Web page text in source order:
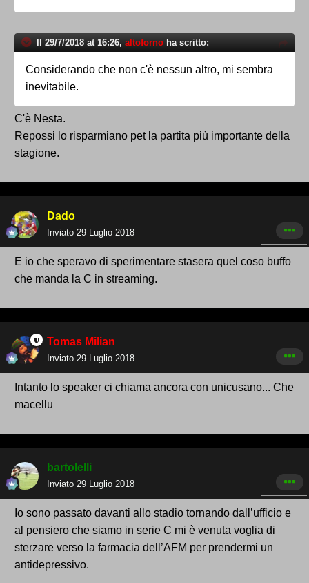
Il 29/7/2018 at 16:26, altoforno ha scritto:
Considerando che non c'è nessun altro, mi sembra
inevitabile.
C'è Nesta.
Repossi lo risparmiano pet la partita più importante della
stagione.
Dado
Inviato 29 Luglio 2018
E io che speravo di sperimentare stasera quel coso buffo
che manda la C in streaming.
Tomas Milian
Inviato 29 Luglio 2018
Intanto lo speaker ci chiama ancora con unicusano... Che
macellu
bartolelli
Inviato 29 Luglio 2018
Io sono passato davanti allo stadio tornando dall’ufficio e
al pensiero che siamo in serie C mi è venuta voglia di
sterzare verso la farmacia dell’AFM per prendermi un
antidepressivo.